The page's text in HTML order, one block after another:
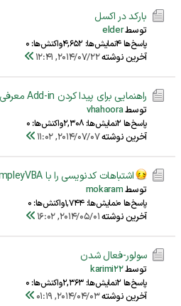
بارکد در اکسل
توسطelder
پاسخ‌ها 4 نمایش‌ها: 4,652 واکنش‌ها: 0
آخرین نوشته2014/07/22, 12:41
راهنمایی برای پیدا کردن Add-in معرفی شده
توسطvhahoora
پاسخ‌ها 2 نمایش‌ها: 2,308 واکنش‌ها: 0
آخرین نوشته2014/07/07, 11:02
اشتباهات كدنویسی را با SimpleyVBA برطرف كنید
توسطmokaram
پاسخ‌ها 0 نمایش‌ها: 1,744 واکنش‌ها: 0
آخرین نوشته2014/05/01, 16:02
سولور-فعال شدن
توسطkarimi22
پاسخ‌ها 2 نمایش‌ها: 2,363 واکنش‌ها: 0
آخرین نوشته2014/04/03, 01:19